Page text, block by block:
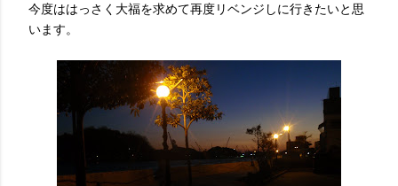
今度ははっさく大福を求めて再度リベンジしに行きたいと思
います。